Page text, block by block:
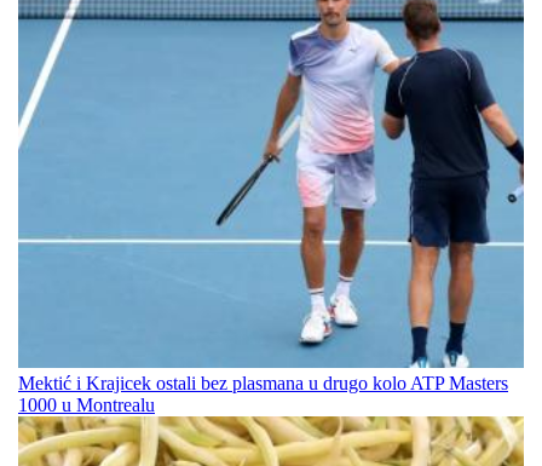
Mektić i Krajicek ostali bez plasmana u drugo kolo ATP Masters
1000 u Montrealu